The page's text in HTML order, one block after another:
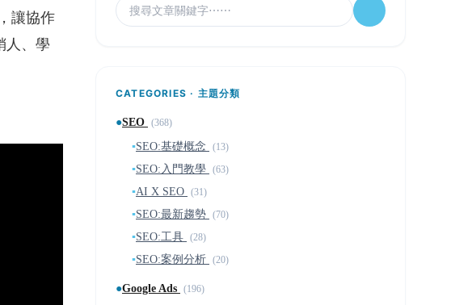
讓協作
人、學
CATEGORIES · 主題分類
●SEO (368)
▪SEO:基礎概念 (13)
▪SEO:入門教學 (63)
▪AI X SEO (31)
▪SEO:最新趨勢 (70)
▪SEO:工具 (28)
▪SEO:案例分析 (20)
●Google Ads (196)